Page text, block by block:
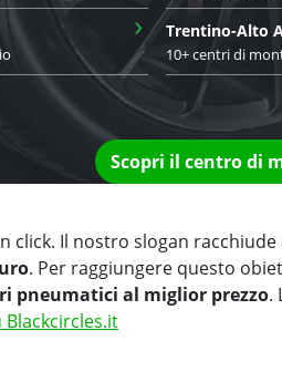
› Trentino-Alto
10+ centri di
Scopri il centro di
click. Il nostro slogan
. Per raggiungere questo
pneumatici al miglior prezzo.